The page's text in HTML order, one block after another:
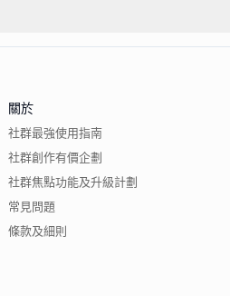
關於
社群最強使用指南
社群創作有價企劃
社群焦點功能及升級計劃
常見問題
條款及細則